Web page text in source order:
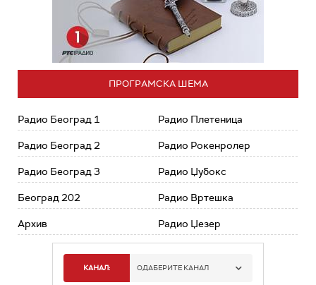
ПРОГРАМСКА ШЕМА
Радио Београд 1
Радио Београд 2
Радио Београд 3
Београд 202
Архив
Радио Плетеница
Радио Рокенролер
Радио Џубокс
Радио Вртешка
Радио Џезер
КАНАЛ: ОДАБЕРИТЕ КАНАЛ